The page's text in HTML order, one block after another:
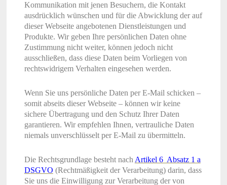
Kommunikation mit jenen Besuchern, die Kontakt
ausdrücklich wünschen und für die Abwicklung der auf
dieser Webseite angebotenen Dienstleistungen und
Produkte. Wir geben Ihre persönlichen Daten ohne
Zustimmung nicht weiter, können jedoch nicht
ausschließen, dass diese Daten beim Vorliegen von
rechtswidrigem Verhalten eingesehen werden.
Wenn Sie uns persönliche Daten per E-Mail schicken –
somit abseits dieser Webseite – können wir keine
sichere Übertragung und den Schutz Ihrer Daten
garantieren. Wir empfehlen Ihnen, vertrauliche Daten
niemals unverschlüsselt per E-Mail zu übermitteln.
Die Rechtsgrundlage besteht nach Artikel 6 Absatz 1 a
DSGVO (Rechtmäßigkeit der Verarbeitung) darin, dass
Sie uns die Einwilligung zur Verarbeitung der von